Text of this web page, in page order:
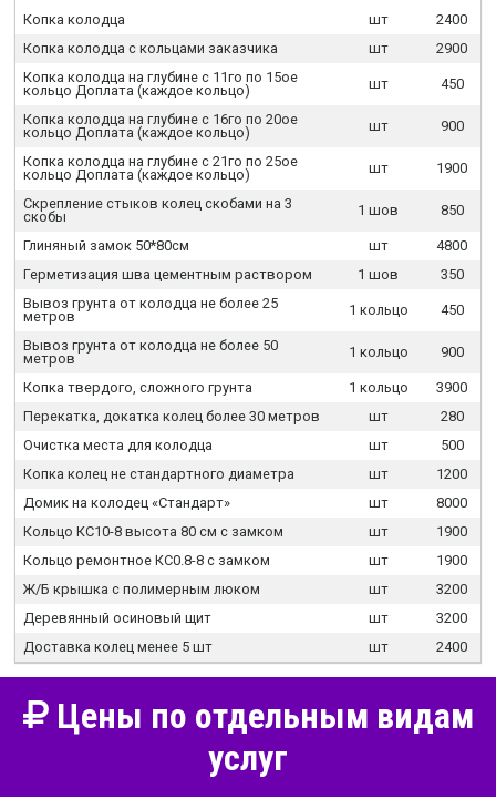
Копка колодца
шт
2400
Копка колодца с кольцами заказчика
шт
2900
Копка колодца на глубине с 11го по 15ое
кольцо Доплата (каждое кольцо)
шт 450
Копка колодца на глубине с 16го по 20ое
кольцо Доплата (каждое кольцо)
шт 900
Копка колодца на глубине с 21го по 25ое
кольцо Доплата (каждое кольцо)
шт 1900
Скрепление стыков колец скобами на 3
скобы
1 шов 850
Глиняный замок 50*80см шт
4800
Герметизация шва цементным раствором
1 шов
350
Вывоз грунта от колодца не более 25
метров
1 кольцо 450
Вывоз грунта от колодца не более 50
метров
1 кольцо 900
Копка твердого, сложного грунта 1 кольцо
3900
Перекатка, докатка колец более 30 метров
шт
280
Очистка места для колодца
шт
500
Копка колец не стандартного диаметра
шт
1200
Домик на колодец «Стандарт»
шт
8000
Кольцо КС10-8 высота 80 см с замком
шт
1900
Кольцо ремонтное КС0.8-8 с замком
шт
1900
Ж/Б крышка с полимерным люком
шт
3200
Деревянный осиновый щит
шт
3200
Доставка колец менее 5 шт
шт 2400
Цены по отдельным видам
услуг